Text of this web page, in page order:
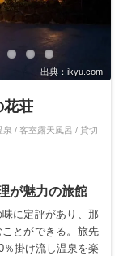
出典：ikyu.com
荘
泉 / 客室露天風呂 / 貸切
が魅力の旅館
に定評があり、那
とができる。旅先
掛け流し温泉を楽